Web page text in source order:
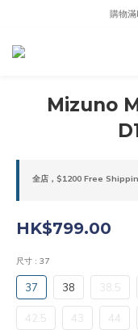
購物
Mizuno
全店，$1200 Free
HK$799.00
尺寸 : 37
37 38 38.5
42.5 43 44